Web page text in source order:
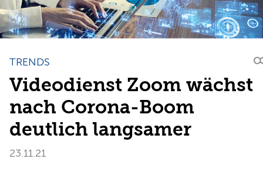
TRENDS
Videodienst Zoom wächst
nach Corona-Boom
deutlich langsamer
23.11.21
Anmelden